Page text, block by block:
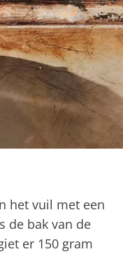
het vuil met een
de bak van de
er 150 gram